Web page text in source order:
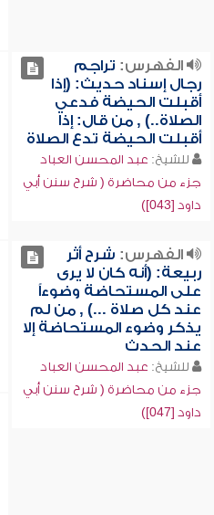
الفهرس: تراجم
رجال إسناد حديث: (إذا
أقبلت الحيضة فدعي
الصلاة..) , من قال: إذا
أقبلت الحيضة تدع الصلاة
للشيخ: عبد المحسن العباد
جزء من محاضرة ( شرح سنن أبي
داود [043])
الفهرس: شرح أثر
ربيعة: (أنه كان لا يرى
على المستحاضة وضوءاً
عند كل صلاة ...) , من لم
يذكر وضوء المستحاضة إلا
عند الحدث
للشيخ: عبد المحسن العباد
جزء من محاضرة ( شرح سنن أبي
داود [047])